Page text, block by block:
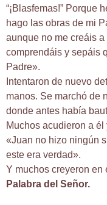
“¡Blasfemas!” Porque
hago las obras de mi
aunque no me creáis
comprendáis y sepáis
Padre».
Intentaron de nuevo
manos. Se marchó de
donde antes había
Muchos acudieron a él
«Juan no hizo ningún
este era verdad».
Y muchos creyeron en
Palabra del Señor.